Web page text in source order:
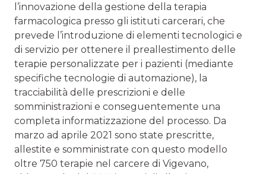
l’innovazione della gestione della terapia
farmacologica presso gli istituti carcerari, che
prevede l’introduzione di elementi tecnologici e
di servizio per ottenere il preallestimento delle
terapie personalizzate per i pazienti (mediante
specifiche tecnologie di automazione), la
tracciabilità delle prescrizioni e delle
somministrazioni e conseguentemente una
completa informatizzazione del processo. Da
marzo ad aprile 2021 sono state prescritte,
allestite e somministrate con questo modello
oltre 750 terapie nel carcere di Vigevano,